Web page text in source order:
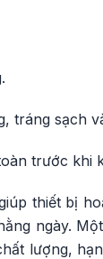
tráng sạch
trước khi
thiết bị
ngày.
lượng,